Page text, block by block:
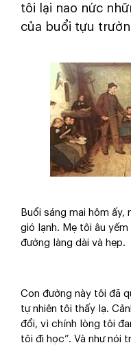
tôi lại nao nức
của buổi tựu
Buổi sáng mai hôm
gió lạnh. Mẹ tôi âu
đường làng dài và hẹp.
Con đường này tôi đã
tự nhiên tôi thấy lạ.
đổi, vì chính lòng tôi
tôi đi học”. Và như nói